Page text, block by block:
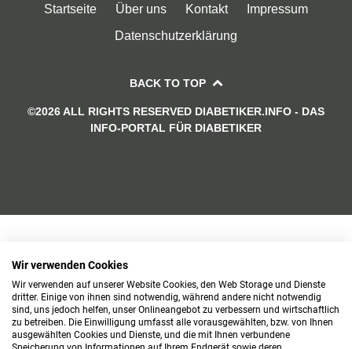
Startseite Über uns Kontakt
Impressum
Datenschutzerklärung
BACK TO TOP
©2026 ALL RIGHTS RESERVED DIABETIKER.INFO - DAS
INFO-PORTAL FÜR DIABETIKER
Wir verwenden Cookies
Wir verwenden auf unserer Website Cookies, den Web Storage und Dienste
dritter. Einige von ihnen sind notwendig, während andere nicht notwendig
sind, uns jedoch helfen, unser Onlineangebot zu verbessern und wirtschaftlich
zu betreiben. Die Einwilligung umfasst alle vorausgewählten, bzw. von Ihnen
ausgewählten Cookies und Dienste, und die mit Ihnen verbundene